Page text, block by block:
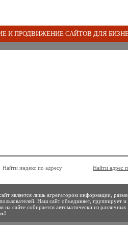
И ПРОДВИЖЕНИЕ САЙТОВ ДЛЯ
Найти индекс по адресу Найти адрес
является лишь агрегатором информации,
Наш сайт объединяет,
на сайте собирается автоматически из